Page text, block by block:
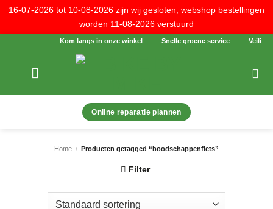
16-07-2026 tot 10-08-2026 zijn wij gesloten, webshop bestellingen
worden 11-08-2026 verstuurd
naar
Kom langs in onze winkel Snelle groene service Veilig
Online reparatie plannen
Home / Producten getagged “boodschappenfiets”
Filter